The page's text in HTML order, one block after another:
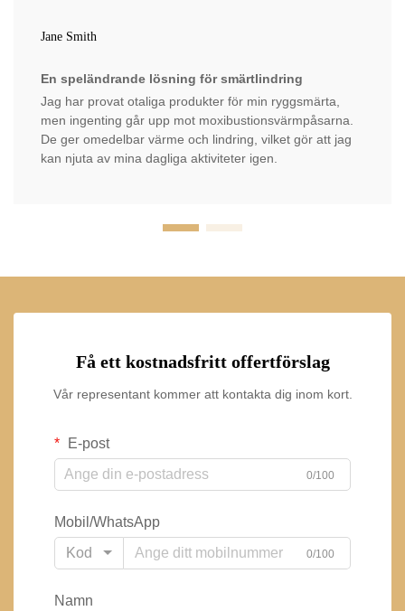
Jane Smith
En speländrande lösning för smärtlindring
Jag har provat otaliga produkter för min ryggsmärta,
men ingenting går upp mot moxibustionsvärmpåsarna.
De ger omedelbar värme och lindring, vilket gör att jag
kan njuta av mina dagliga aktiviteter igen.
Få ett kostnadsfritt offertförslag
Vår representant kommer att kontakta dig inom kort.
E-post
0/100
Mobil/WhatsApp
Kod
0/100
Namn